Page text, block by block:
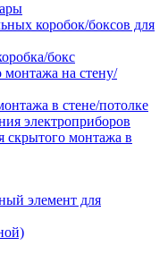
коробок/боксов для
бокс
монтажа на стену/
в стене/потолке
электроприборов
скрытого монтажа в
элемент для